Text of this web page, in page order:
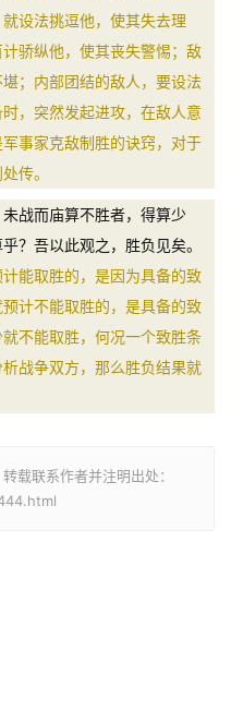
设法挑逗他，使其失去理
骄纵他，使其丧失警惕；敌
；内部团结的敌人，要设法
，突然发起进攻，在敌人意
事家克敌制胜的诀窍，对于
传。
战而庙算不胜者，得算少
？吾以此观之，胜负见矣。
能取胜的，是因为具备的致
计不能取胜的，是具备的致
不能取胜，何况一个致胜条
战争双方，那么胜负结果就
载联系作者并注明出处：